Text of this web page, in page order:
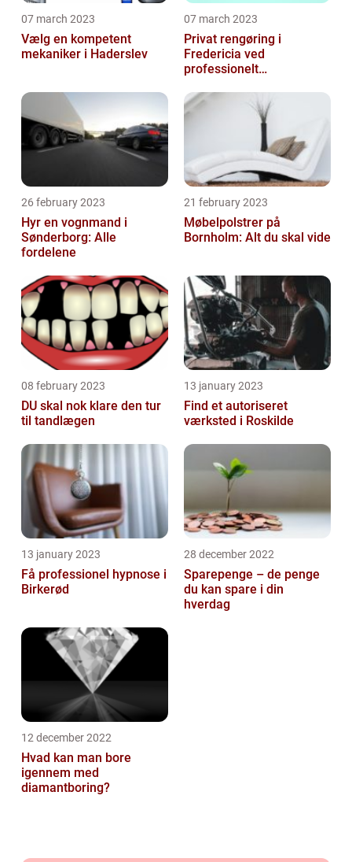
07 march 2023
Vælg en kompetent
mekaniker i Haderslev
07 march 2023
Privat rengøring i
Fredericia ved
professionelt
26 february 2023
Hyr en vognmand i
Sønderborg: Alle
fordelene
21 february 2023
Møbelpolstrer på
Bornholm: Alt du skal vide
08 february 2023
DU skal nok klare den tur
til tandlægen
13 january 2023
Find et autoriseret
værksted i Roskilde
13 january 2023
Få professionel hypnose i
Birkerød
28 december 2022
Sparepenge – de penge
du kan spare i din
hverdag
12 december 2022
Hvad kan man bore
igennem med
diamantboring?